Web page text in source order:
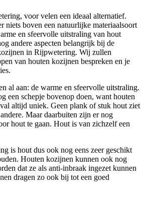
voor velen een ideaal alternatief.
niets boven een natuurlijke materiaalsoort
en sfeervolle uitstraling van hout
andere aspecten belangrijk bij de
in Rijpwetering. Wij zullen
van houten kozijnen bespreken en je
al aan: de warme en sfeervolle uitstraling.
een schepje bovenop doen, want houten
altijd uniek. Geen plank of stuk hout ziet
Maar daarbuiten zijn er nog
hout te gaan. Hout is van zichzelf een
is hout dus ook nog eens zeer geschikt
Houten kozijnen kunnen ook nog
dat ze als anti-inbraak ingezet kunnen
dragen zo ook bij tot een goed